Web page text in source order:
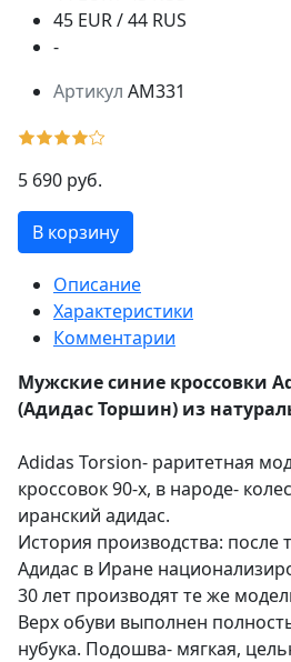
45 EUR / 44 RUS
-
Артикул AM331
5 690 руб.
В корзину
Описание
Характеристики
Комментарии
Мужские синие кроссовки
(Адидас Торшин) из
Adidas Torsion- раритетная
кроссовок 90-х, в народе-
иранский адидас.
История производства: после
Адидас в Иране
30 лет производят те же
Верх обуви выполнен
нубука. Подошва- мягкая,